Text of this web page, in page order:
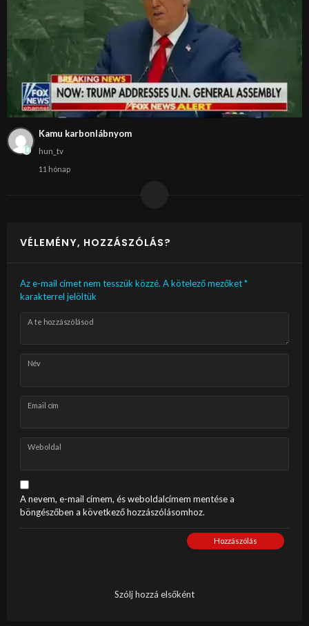
Kamu karbonlábnyom
hun_tv
11 hónap
VÉLEMÉNY, HOZZÁSZÓLÁS?
Az e-mail címet nem tesszük közzé. A kötelező mezőket*
karakterrel jelöltük
A te hozzászólásod
Név
Email cím
Weboldal
A nevem, e-mail címem, és weboldalcímem mentése a
böngészőben a következő hozzászólásomhoz.
Hozzászólás
Szólj hozzá elsőként